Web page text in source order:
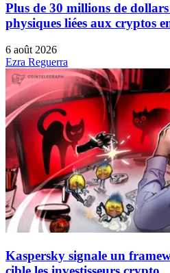
Plus de 30 millions de
physiques liées aux cryptos
6 août 2026
Ezra Reguerra
Kaspersky signale un